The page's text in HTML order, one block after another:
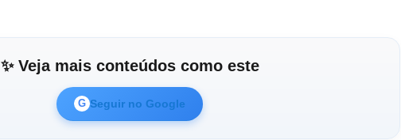
✨ Veja mais conteúdos como este
G Seguir no Google